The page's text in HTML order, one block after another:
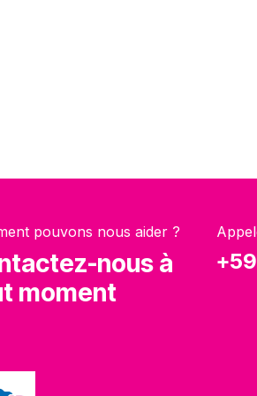
pouvons nous aider ?
nous à
moment